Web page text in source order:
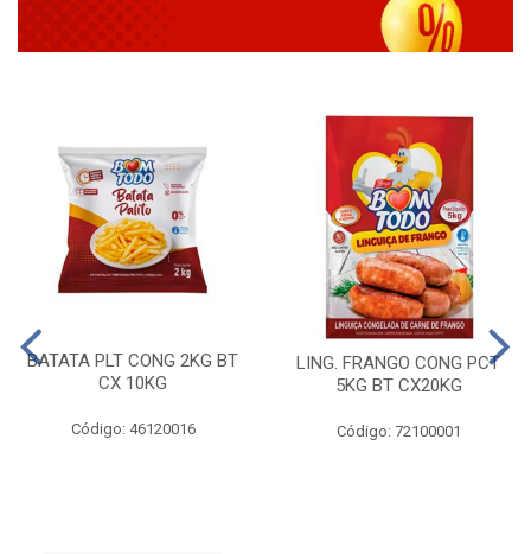
BATATA PLT CONG 2KG BT
CX 10KG
Código: 46120016
LING. FRANGO CONG PCT
5KG BT CX20KG
Código: 72100001